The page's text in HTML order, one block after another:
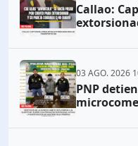
Callao:
03 AGO. 2026
PNP